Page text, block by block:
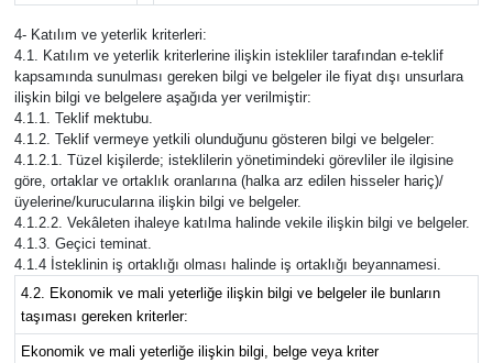
4- Katılım ve yeterlik kriterleri:
4.1. Katılım ve yeterlik kriterlerine ilişkin istekliler tarafından e-teklif
kapsamında sunulması gereken bilgi ve belgeler ile fiyat dışı unsurlara
ilişkin bilgi ve belgelere aşağıda yer verilmiştir:
4.1.1. Teklif mektubu.
4.1.2. Teklif vermeye yetkili olunduğunu gösteren bilgi ve belgeler:
4.1.2.1. Tüzel kişilerde; isteklilerin yönetimindeki görevliler ile ilgisine
göre, ortaklar ve ortaklık oranlarına (halka arz edilen hisseler hariç)/
üyelerine/kurucularına ilişkin bilgi ve belgeler.
4.1.2.2. Vekâleten ihaleye katılma halinde vekile ilişkin bilgi ve belgeler.
4.1.3. Geçici teminat.
4.1.4 İsteklinin iş ortaklığı olması halinde iş ortaklığı beyannamesi.
4.2. Ekonomik ve mali yeterliğe ilişkin bilgi ve belgeler ile bunların
taşıması gereken kriterler:
Ekonomik ve mali yeterliğe ilişkin bilgi, belge veya kriter